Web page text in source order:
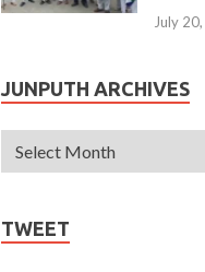
July
JUNPUTH ARCHIVES
TWEET